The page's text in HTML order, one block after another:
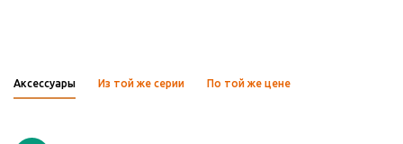
Аксессуары Из той же серии По той же цене